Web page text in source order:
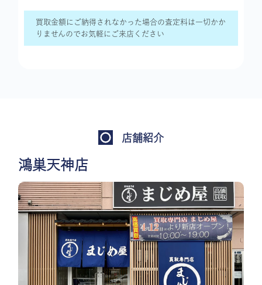
買取金額にご納得されなかった場合の査定料は一切かか
りませんのでお気軽にご来店ください
店舗紹介
鴻巣天神店